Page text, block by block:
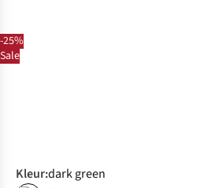
-25%
Sale
Kleur:dark green